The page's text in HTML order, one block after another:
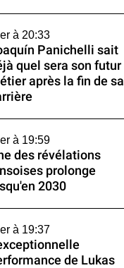
à 20:33
Panichelli sait
quel sera son futur
après la fin de sa
à 19:59
des révélations
prolonge
2030
à 19:37
de Lukas